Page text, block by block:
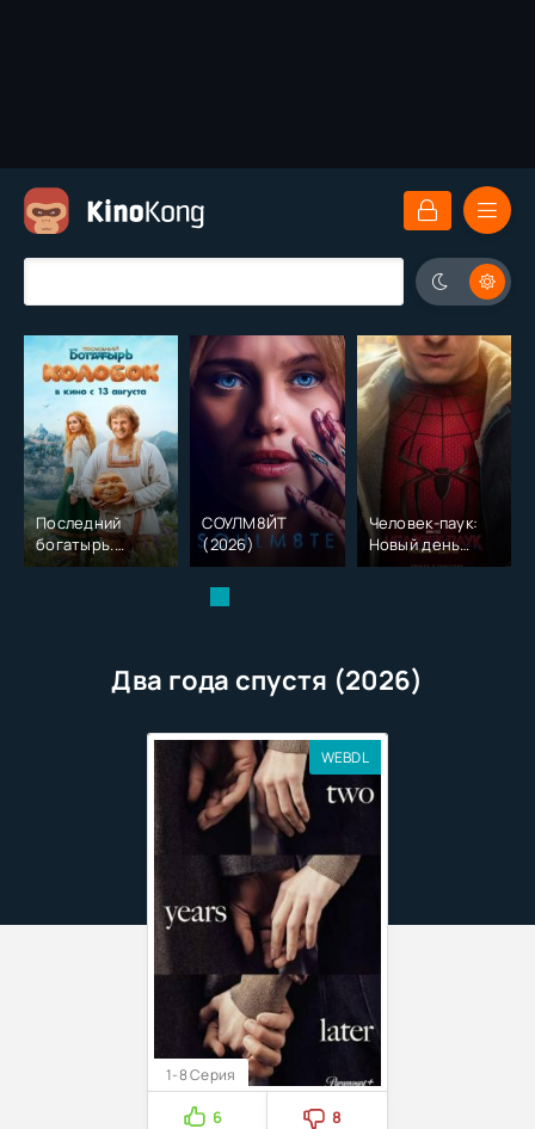
Последний
богатырь.
Колобок (2026)
СОУЛМ8ЙТ
(2026)
Человек-паук:
Новый день
(2026)
Два года спустя (2026)
WEBDL
1-8 Серия
6
8